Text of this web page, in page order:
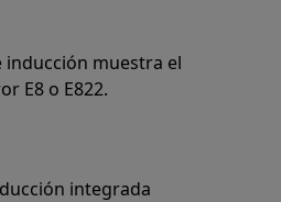
inducción muestra el
E8 o E822.
integrada